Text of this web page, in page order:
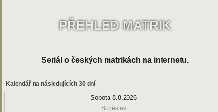
PŘEHLED MATRIK
Seriál o českých matrikách na internetu.
Kalendář na následujících 30 dní
Sobota 8.8.2026
Soběslav